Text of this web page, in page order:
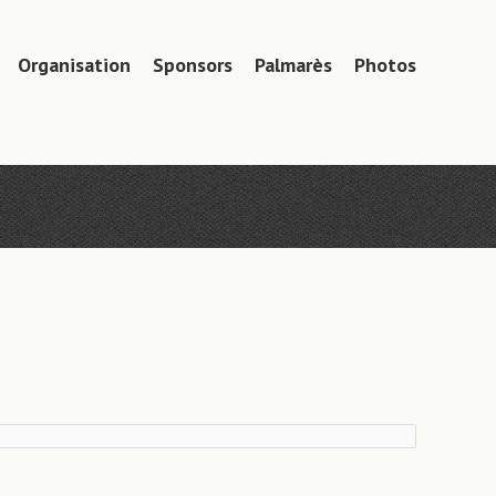
Organisation Sponsors Palmarès Photos